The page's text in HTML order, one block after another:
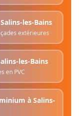
Salins-les-Bains
extérieures
les-Bains
en PVC
à Salins-